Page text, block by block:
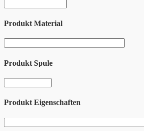
Produkt Material
Produkt Spule
Produkt Eigenschaften